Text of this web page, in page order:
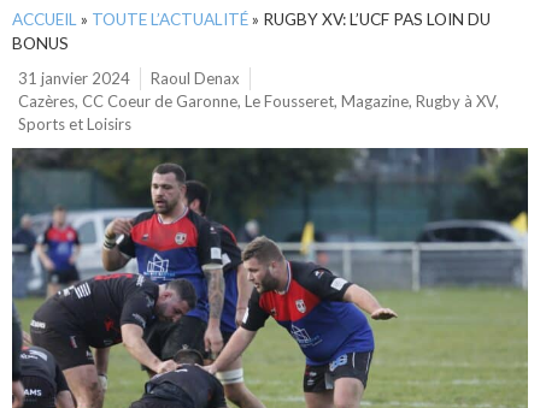
ACCUEIL » TOUTE L’ACTUALITÉ» RUGBY XV: L’UCF PAS LOIN DU
BONUS
31 janvier 2024
Raoul Denax
Cazères, CC Coeur de Garonne, Le Fousseret, Magazine, Rugby à XV,
Sports et Loisirs